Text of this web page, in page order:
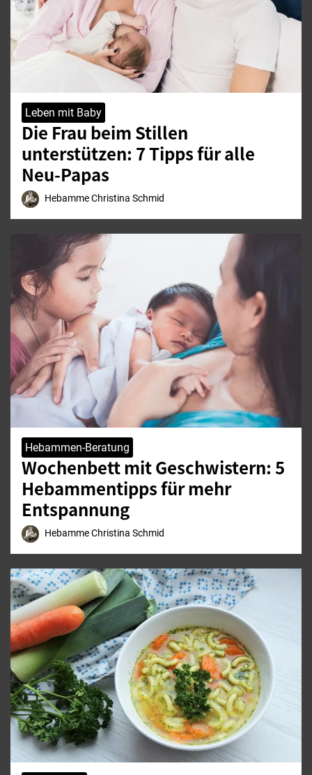
Leben mit Baby
Die Frau beim Stillen
unterstützen: 7 Tipps für alle
Neu-Papas
Hebamme Christina Schmid
Hebammen-Beratung
Wochenbett mit Geschwistern: 5
Hebammentipps für mehr
Entspannung
Hebamme Christina Schmid